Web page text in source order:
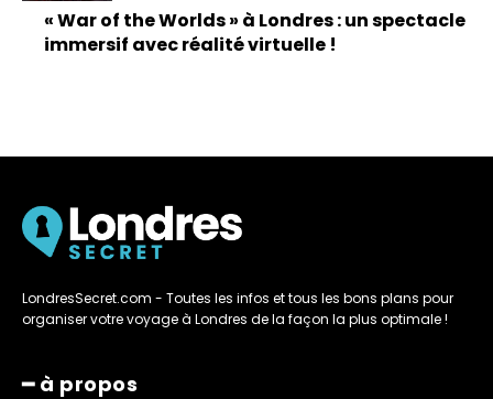
« War of the Worlds » à Londres : un spectacle
immersif avec réalité virtuelle !
LondresSecret.com - Toutes les infos et tous les bons plans pour
organiser votre voyage à Londres de la façon la plus optimale !
━ à propos